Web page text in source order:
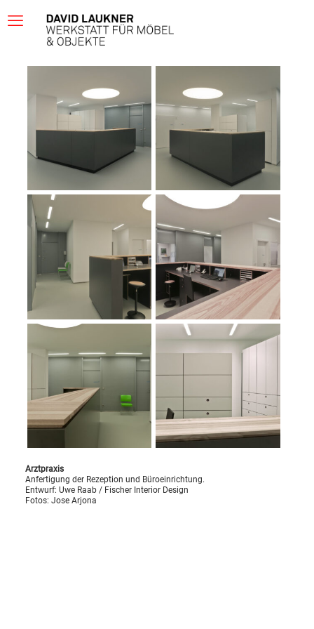
Arztpraxis
Anfertigung der Rezeption und Büroeinrichtung.
Entwurf: Uwe Raab / Fischer Interior Design
Fotos: Jose Arjona